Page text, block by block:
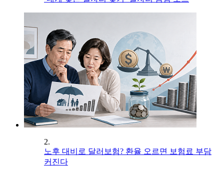
2.
노후 대비로 달러보험? 환율 오르면 보험료 부담
커진다